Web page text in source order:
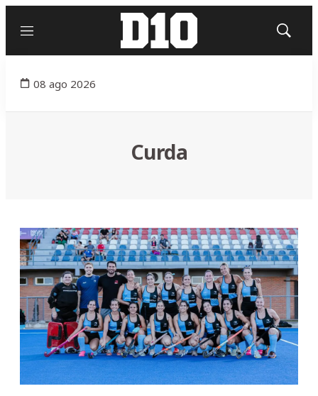
Menú
Mostrar
08 ago 2026
Curda